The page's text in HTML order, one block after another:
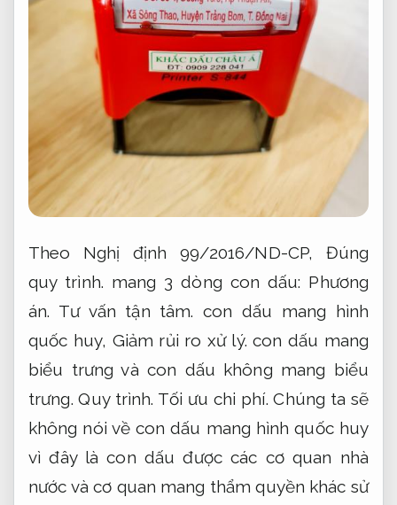
Theo Nghị định 99/2016/ND-CP, Đúng
quy trình. mang 3 dòng con dấu: Phương
án. Tư vấn tận tâm. con dấu mang hình
quốc huy, Giảm rủi ro xử lý. con dấu mang
biểu trưng và con dấu không mang biểu
trưng.Quy trình. Tối ưu chi phí. Chúng ta sẽ
không nói về con dấu mang hình quốc huy
vì đây là con dấu được các cơ quan nhà
nước và cơ quan mang thẩm quyền khác sử